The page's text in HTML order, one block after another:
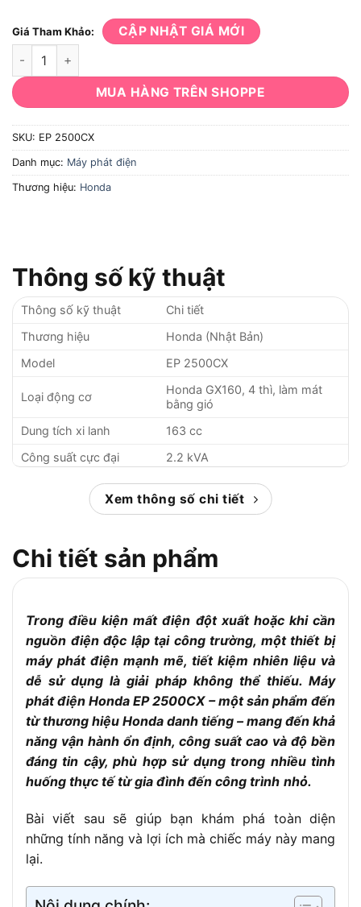
Giá Tham Khảo: CẬP NHẬT GIÁ MỚI
Máy phát điện Honda EP 2500CX số lượng
MUA HÀNG TRÊN SHOPPE
SKU: EP 2500CX
Danh mục: Máy phát điện
Thương hiệu: Honda
Thông số kỹ thuật
Thông số kỹ thuật
Chi tiết
Thương hiệu
Honda (Nhật Bản)
Model
EP 2500CX
Loại động cơ
Honda GX160, 4 thì, làm mát
bằng gió
Dung tích xi lanh
163 cc
Công suất cực đại
2.2 kVA
Công suất liên tục
2.0 kVA
Điện áp đầu ra
220V – 1 pha
Hệ thống khởi động
Giật tay (tay kéo trợ lực)
Thời gian hoạt động liên
tục
Khoảng 11 – 13 giờ (ở tải 50-
75%)
Mức tiêu hao nhiên liệu
~1.2 – 1.4 lít/giờ
Trọng lượng khô
45 kg
Xem thông số chi tiết
Chi tiết sản phẩm
Trong điều kiện mất điện đột xuất hoặc khi cần
nguồn điện độc lập tại công trường, một thiết bị
máy phát điện mạnh mẽ, tiết kiệm nhiên liệu và
dễ sử dụng là giải pháp không thể thiếu. Máy
phát điện Honda EP 2500CX – một sản phẩm đến
từ thương hiệu Honda danh tiếng – mang đến khả
năng vận hành ổn định, công suất cao và độ bền
đáng tin cậy, phù hợp sử dụng trong nhiều tình
huống thực tế từ gia đình đến công trình nhỏ.
Bài viết sau sẽ giúp bạn khám phá toàn diện
những tính năng và lợi ích mà chiếc máy này mang
lại.